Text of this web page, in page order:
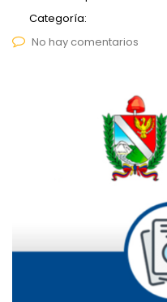
Categoría:
No hay comentarios